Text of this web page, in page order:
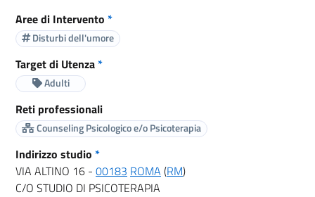
Aree di Intervento *
Disturbi dell'umore
Target di Utenza*
Adulti
Reti professionali
Counseling Psicologico e/o Psicoterapia
Indirizzo studio *
VIA ALTINO 16 - 00183 ROMA (RM)
C/O STUDIO DI PSICOTERAPIA